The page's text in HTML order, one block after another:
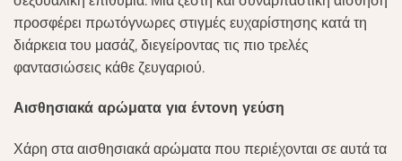
προσφέρει πρωτόγνωρες στιγμές ευχαρίστησης κατά τη
διάρκεια του μασάζ, διεγείροντας τις πιο τρελές
φαντασιώσεις κάθε ζευγαριού.
Αισθησιακά αρώματα για έντονη γεύση
Χάρη στα αισθησιακά αρώματα που περιέχονται σε αυτά τα